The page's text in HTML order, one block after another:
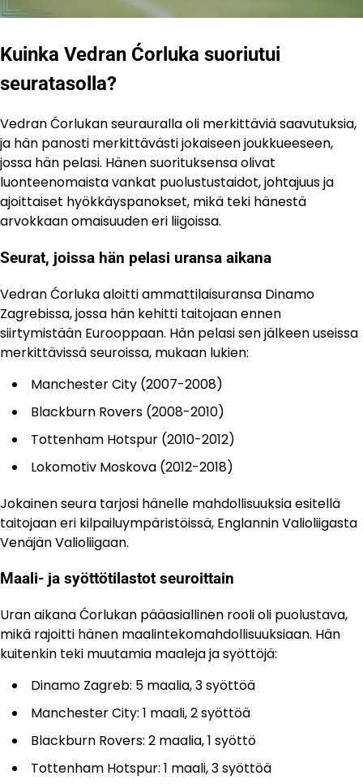
Kuinka Vedran Ćorluka suoriutui
seuratasolla?
Vedran Ćorlukan seurauralla oli merkittäviä saavutuksia,
ja hän panosti merkittävästi jokaiseen joukkueeseen,
jossa hän pelasi. Hänen suorituksensa olivat
luonteenomaista vankat puolustustaidot, johtajuus ja
ajoittaiset hyökkäyspanokset, mikä teki hänestä
arvokkaan omaisuuden eri liigoissa.
Seurat, joissa hän pelasi uransa aikana
Vedran Ćorluka aloitti ammattilaisuransa Dinamo
Zagrebissa, jossa hän kehitti taitojaan ennen
siirtymistään Eurooppaan. Hän pelasi sen jälkeen useissa
merkittävissä seuroissa, mukaan lukien:
Manchester City (2007-2008)
Blackburn Rovers (2008-2010)
Tottenham Hotspur (2010-2012)
Lokomotiv Moskova (2012-2018)
Jokainen seura tarjosi hänelle mahdollisuuksia esitellä
taitojaan eri kilpailuympäristöissä, Englannin Valioliigasta
Venäjän Valioliigaan.
Maali- ja syöttötilastot seuroittain
Uran aikana Ćorlukan pääasiallinen rooli oli puolustava,
mikä rajoitti hänen maalintekomahdollisuuksiaan. Hän
kuitenkin teki muutamia maaleja ja syöttöjä:
Dinamo Zagreb: 5 maalia, 3 syöttöä
Manchester City: 1 maali, 2 syöttöä
Blackburn Rovers: 2 maalia, 1 syöttö
Tottenham Hotspur: 1 maali, 3 syöttöä